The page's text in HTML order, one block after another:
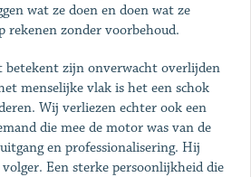
wat ze doen en doen wat ze
rekenen zonder voorbehoud.
betekent zijn onverwacht overlijden
menselijke vlak is het een schok
Wij verliezen echter ook een
die mee de motor was van de
en professionalisering. Hij
Een sterke persoonlijkheid die